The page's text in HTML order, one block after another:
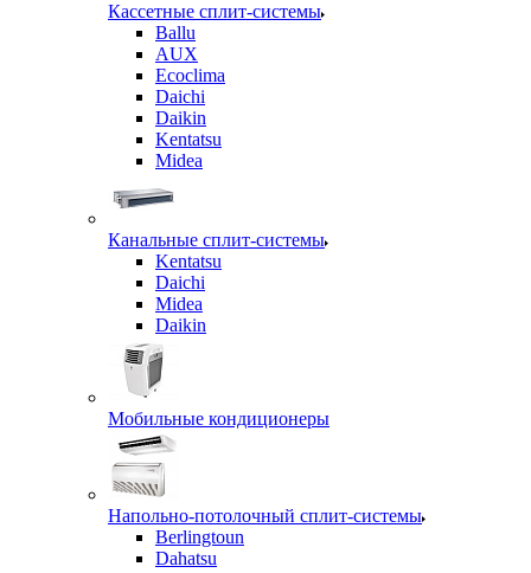
Кассетные сплит-системы
Ballu
AUX
Ecoclima
Daichi
Daikin
Kentatsu
Midea
Канальные сплит-системы
Kentatsu
Daichi
Midea
Daikin
Мобильные кондиционеры
Напольно-потолочный сплит-системы
Berlingtoun
Dahatsu